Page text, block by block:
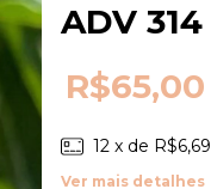
ADV 314
R$65,00
12 x de R$6,69
Ver mais detalhes